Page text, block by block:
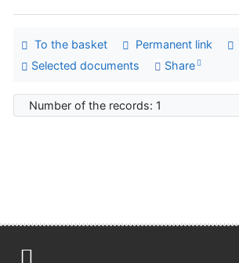
To the basket Permanent link
Selected documents
Share
Number of the records: 1